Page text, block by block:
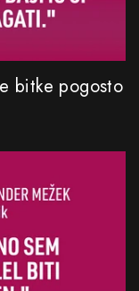
bitke pogosto